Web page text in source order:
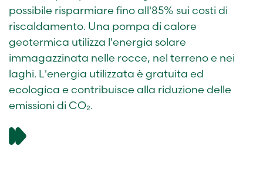
possibile risparmiare fino all'85% sui costi di
riscaldamento. Una pompa di calore
geotermica utilizza l'energia solare
immagazzinata nelle rocce, nel terreno e nei
laghi. L'energia utilizzata è gratuita ed
ecologica e contribuisce alla riduzione delle
emissioni di CO₂.